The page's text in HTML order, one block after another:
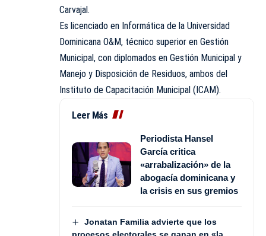
Carvajal.
Es licenciado en Informática de la Universidad
Dominicana O&M, técnico superior en Gestión
Municipal, con diplomados en Gestión Municipal y
Manejo y Disposición de Residuos, ambos del
Instituto de Capacitación Municipal (ICAM).
Leer Más
Periodista Hansel
García critica
«arrabalización» de la
abogacía dominicana y
la crisis en sus gremios
Jonatan Familia advierte que los